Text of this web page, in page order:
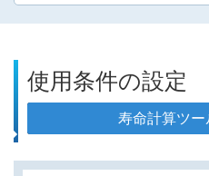
使用条件の設定
寿命計算ツ